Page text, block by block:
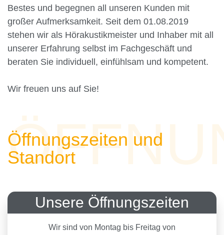
Bestes und begegnen all unseren Kunden mit
großer Aufmerksamkeit. Seit dem 01.08.2019
stehen wir als Hörakustikmeister und Inhaber mit all
unserer Erfahrung selbst im Fachgeschäft und
beraten Sie individuell, einfühlsam und kompetent.
Wir freuen uns auf Sie!
Öffnungszeiten und
Standort
Unsere Öffnungszeiten
Wir sind von Montag bis Freitag von